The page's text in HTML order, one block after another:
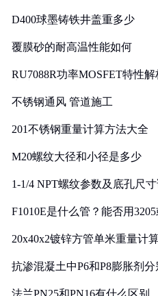
D400球墨铸铁井盖重多少
覆膜砂的耐高温性能如何
RU7088R功率MOSFET特性
不锈钢通风 管道施工
201不锈钢重量计算方法大全
M20螺纹大径和小径是多少
1-1/4 NPT螺纹参数及底孔尺
F1010E是什么管？能否用
20x40x2镀锌方管单米重量计
抗渗混凝土中P6和P8膨胀剂
法兰PN25和PN16有什么区别